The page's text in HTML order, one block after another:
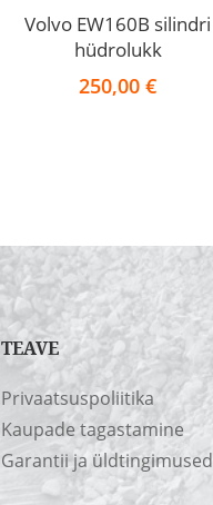
Volvo EW160B silindri
hüdrolukk
250,00€
TEAVE
Privaatsuspoliitika
Kaupade tagastamine
Garantii ja üldtingimused